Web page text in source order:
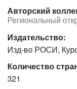
Авторский
Региональный
Издательство:
Изд-во РОСИ,
Количество
321